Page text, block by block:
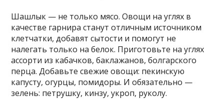
Шашлык — не только мясо. Овощи на углях в
качестве гарнира станут отличным источником
клетчатки, добавят сытости и помогут не
налегать только на белок. Приготовьте на углях
ассорти из кабачков, баклажанов, болгарского
перца. Добавьте свежие овощи: пекинскую
капусту, огурцы, помидоры. И обязательно —
зелень: петрушку, кинзу, укроп, руколу.